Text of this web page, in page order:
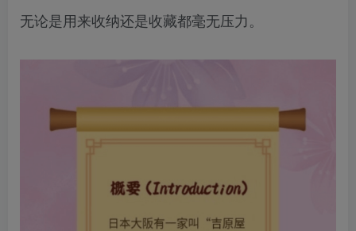
无论是用来收纳还是收藏都毫无压力。